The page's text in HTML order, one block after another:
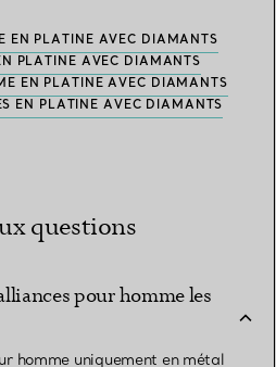
EN PLATINE AVEC DIAMANTS
PLATINE AVEC DIAMANTS
EN PLATINE AVEC DIAMANTS
EN PLATINE AVEC DIAMANTS
questions
pour homme les
homme uniquement en métal